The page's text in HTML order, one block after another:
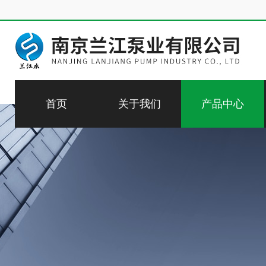
首页 关于我们 产品中心